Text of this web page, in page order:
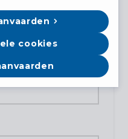
(niet verplicht)
cookies